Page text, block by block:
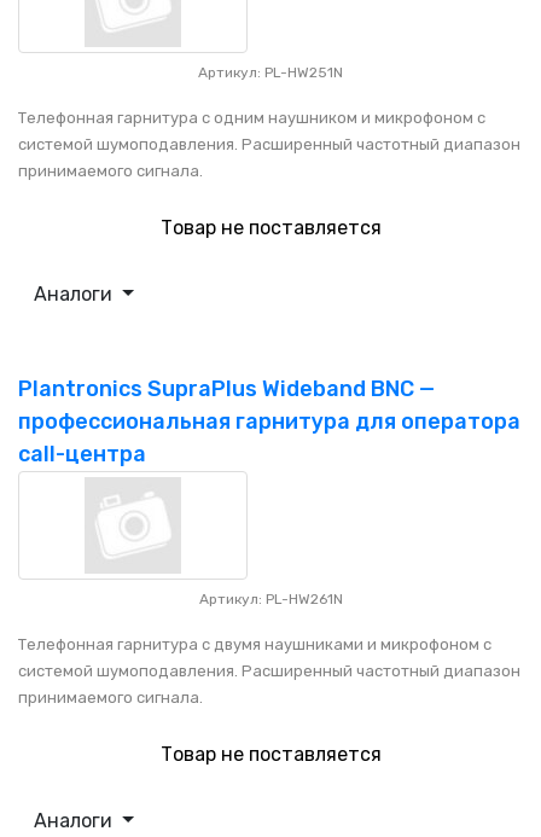
Артикул: PL-HW251N
Телефонная гарнитура с одним наушником и микрофоном с
системой шумоподавления. Расширенный частотный диапазон
принимаемого сигнала.
Товар не поставляется
Аналоги
Plantronics SupraPlus Wideband BNC —
профессиональная гарнитура для оператора
call-центра
Артикул: PL-HW261N
Телефонная гарнитура с двумя наушниками и микрофоном с
системой шумоподавления. Расширенный частотный диапазон
принимаемого сигнала.
Товар не поставляется
Аналоги